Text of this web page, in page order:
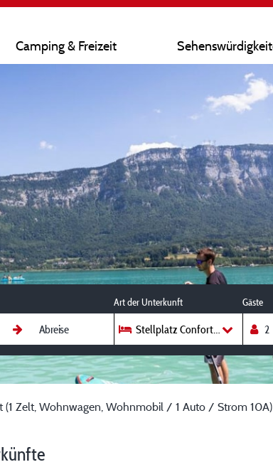
Camping & Freizeit
Art der Unterkunft
Stellplatz Confort (1 Zelt,
Gäste
(1 Zelt, Wohnwagen, Wohnmobil / 1 Auto / Strom 10A)